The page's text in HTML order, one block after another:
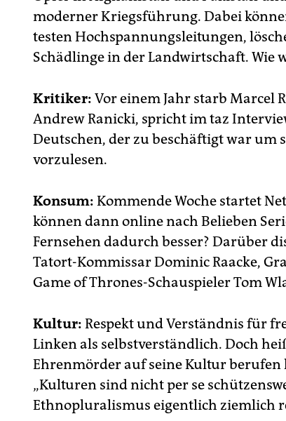
moderner Kriegsführung. Dabei
testen Hochspannungsleitungen,
Schädlinge in der Landwirtschaft. Wie
Kritiker: Vor einem Jahr starb Marcel
Andrew Ranicki, spricht im taz
Deutschen, der zu beschäftigt war um
vorzulesen.
Konsum: Kommende Woche startet
können dann online nach Belieben
Fernsehen dadurch besser? Darüber
Tatort-Kommissar Dominic Raacke,
Game of Thrones-Schauspieler Tom
Kultur: Respekt und Verständnis für
Linken als selbstverständlich. Doch
Ehrenmörder auf seine Kultur
„Kulturen sind nicht per se
Ethnopluralismus eigentlich ziemlich